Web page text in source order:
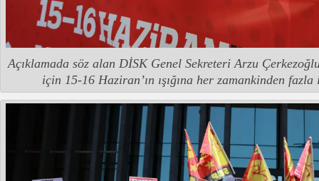
Açıklamada söz alan DİSK Genel Sekreteri Arzu
için 15-16 Haziran’ın ışığına her zamankinden